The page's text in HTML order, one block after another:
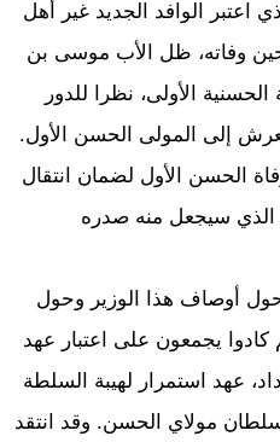
اعتبر الوافد الجديد غير أهل
وفاته، ظل الأب موسى بن
الأولى، نظرا للدور
إلى المولى الحسن الأول.
الحسن الأول لضمان انتقال
الذي سيجعل منه صدره
أوصاف هذا الوزير وحول
كادوا يجمعون على اعتبار عهد
عهد استمرار لهيبة السلطة
مولاي الحسن. وقد انتقد